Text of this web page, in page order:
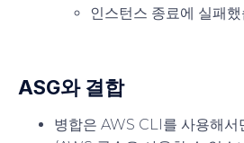
인스턴스 종료에 실패했
ASG와 결합
병합은 AWS CLI를 사용해서